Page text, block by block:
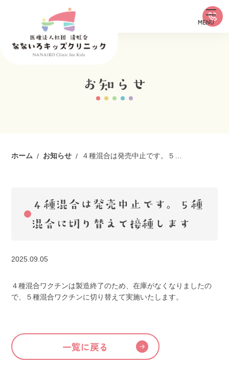
お知らせ
ホーム お知らせ ４種混合は発売中止です。５種混合に切り替えて接種します
４種混合は発売中止です。５種
混合に切り替えて接種します
2025.09.05
４種混合ワクチンは製造終了のため、在庫がなくなりましたの
で、５種混合ワクチンに切り替えて実施いたします。
一覧に戻る